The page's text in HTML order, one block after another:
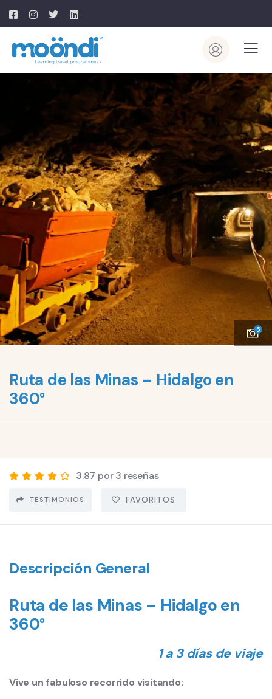
5
Ruta de las Minas – Hidalgo en
360°
3.87 por 3 reseñas
TESTIMONIOS FAVORITOS
Descripción General
Ruta de las Minas – Hidalgo en
360°
1 a 3 días de viaje
Vive un fabuloso recorrido visitando: